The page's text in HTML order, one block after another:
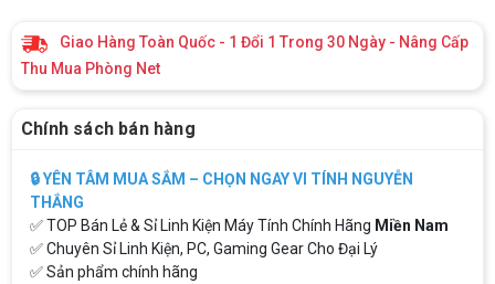
Giao Hàng Toàn Quốc - 1 Đổi 1 Trong 30 Ngày - Nâng Cấp
Thu Mua Phòng Net
Chính sách bán hàng
🔒 YÊN TÂM MUA SẮM – CHỌN NGAY VI TÍNH NGUYỄN
THẮNG
✅ TOP Bán Lẻ & Sỉ Linh Kiện Máy Tính Chính Hãng Miền Nam
✅ Chuyên Sỉ Linh Kiện, PC, Gaming Gear Cho Đại Lý
✅ Sản phẩm chính hãng